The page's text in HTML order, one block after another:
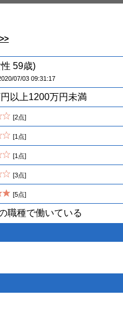
59歳)
07/03 09:31:17
以上1200万円未満
[2点]
[1点]
[1点]
[3点]
[5点]
職種で働いている